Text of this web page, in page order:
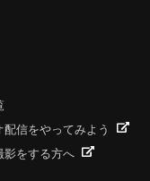
配信をやってみよう
影をする方へ